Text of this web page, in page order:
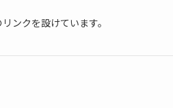
ンクを設けています。